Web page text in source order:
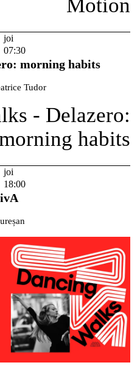
joi
07:30
morning habits
Tudor
joi
18:00